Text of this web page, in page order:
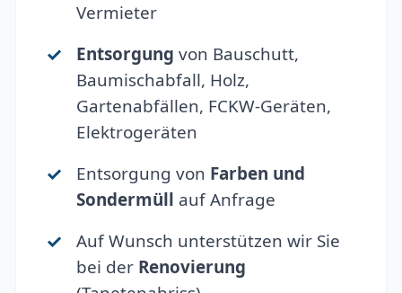
Vermieter
Entsorgung von Bauschutt,
Baumischabfall, Holz,
Gartenabfällen, FCKW-Geräten,
Elektrogeräten
Entsorgung von Farben und
Sondermüll auf Anfrage
Auf Wunsch unterstützen wir Sie
bei der Renovierung